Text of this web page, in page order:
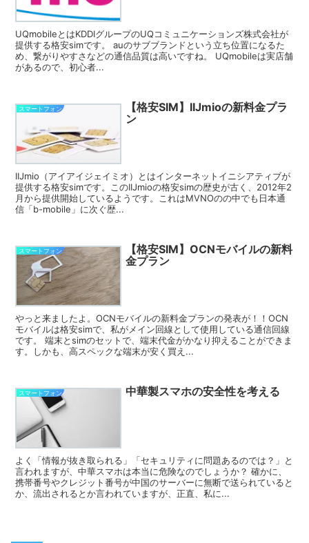
UQmobileとはKDDIグループのUQコミュニケーションズ株式会社が
提供する格安simです。 auのサブブランドという立ち位置になるた
め、繋がりやすさなどの通信品質は高いですね。 UQmobileは実店舗
があるので、初心者...
スマートフォン
【格安SIM】IIJmioの新料金プラ
ン
IIJmio（アイアイジェイミオ）とはインターネットイニシアティブが
提供する格安simです。このIIJmioの格安simの歴史が古く、2012年2
月から提供開始しているようです。これはMVNOのの中でも日本通
信「b-mobile」に次ぐ歴...
スマートフォン
【格安SIM】OCNモバイルの新料
金プラン
やっと来ましたよ。OCNモバイルの新料金プランの発表が！！OCN
モバイルは格安simで、私がメイン回線として使用している通信回線
です。 端末とsimのセットで、端末代金がかなり抑えることができま
す。しかも、高スペックな端末が安く買え...
スマートフォン 中華製スマホの安全性を考える
よく「情報が抜き取られる」「セキュリティに問題あるのでは？」と
言われますが、中華スマホは本当に危険なのでしょうか？ 確かに、
携帯番号やクレジット番号が中国のサーバーに無断で送られていると
か、流出されるとか言われていますが、正直、私に...